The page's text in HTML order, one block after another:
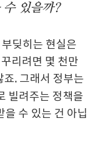
있을까?
딪히는 현실은
리려면 몇 천만
. 그래서 정부는
빌려주는 정책을
수 있는 건 아닙